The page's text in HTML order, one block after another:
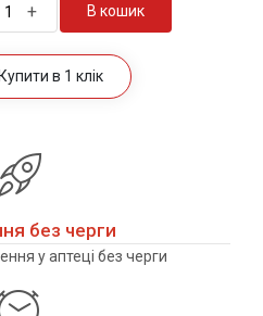
+ В кошик
в 1 клік
без черги
у аптеці без черги